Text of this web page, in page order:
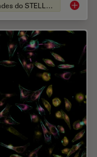
Funcionalidades do STELLARIS